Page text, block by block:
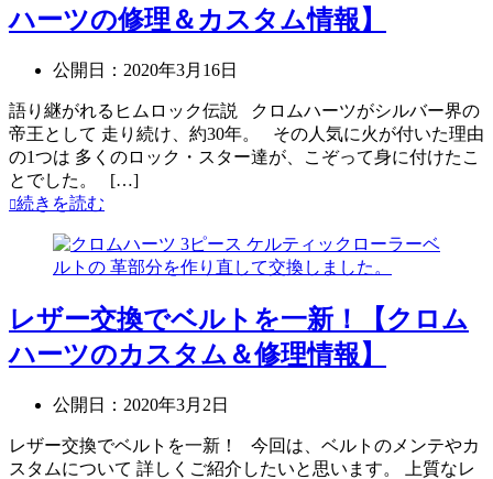
ハーツの修理＆カスタム情報】
公開日： 2020年3月16日
語り継がれるヒムロック伝説 クロムハーツがシルバー界の
帝王として 走り続け、約30年。 その人気に火が付いた理由
の1つは 多くのロック・スター達が、こぞって身に付けたこ
とでした。 […]
続きを読む
レザー交換でベルトを一新！【クロム
ハーツのカスタム＆修理情報】
公開日： 2020年3月2日
レザー交換でベルトを一新！ 今回は、ベルトのメンテやカ
スタムについて 詳しくご紹介したいと思います。 上質なレ